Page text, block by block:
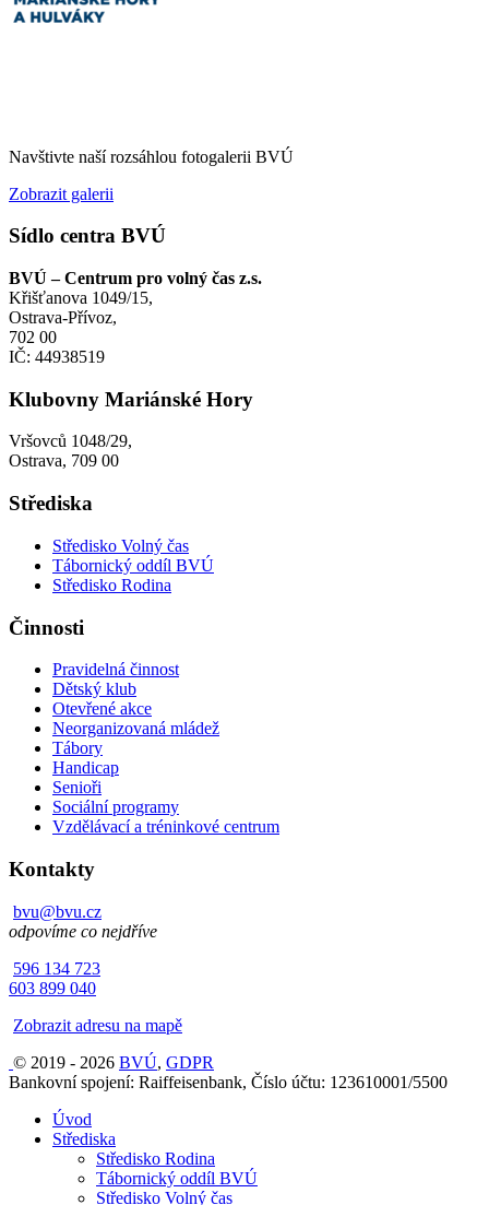
Navštivte naší rozsáhlou fotogalerii BVÚ
Zobrazit galerii
Sídlo centra BVÚ
BVÚ – Centrum pro volný čas z.s.
Křišťanova 1049/15,
Ostrava-Přívoz,
702 00
IČ: 44938519
Klubovny Mariánské Hory
Vršovců 1048/29,
Ostrava, 709 00
Střediska
Středisko Volný čas
Tábornický oddíl BVÚ
Středisko Rodina
Činnosti
Pravidelná činnost
Dětský klub
Otevřené akce
Neorganizovaná mládež
Tábory
Handicap
Senioři
Sociální programy
Vzdělávací a tréninkové centrum
Kontakty
bvu@bvu.cz
odpovíme co nejdříve
596 134 723
603 899 040
Zobrazit adresu na mapě
© 2019 - 2026 BVÚ, GDPR
Bankovní spojení: Raiffeisenbank, Číslo účtu: 123610001/5500
Úvod
Střediska
Středisko Rodina
Tábornický oddíl BVÚ
Středisko Volný čas